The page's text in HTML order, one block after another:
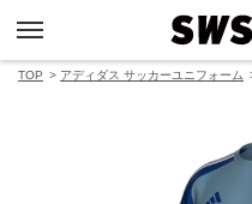
TOP アディダス サッカーユニフォーム